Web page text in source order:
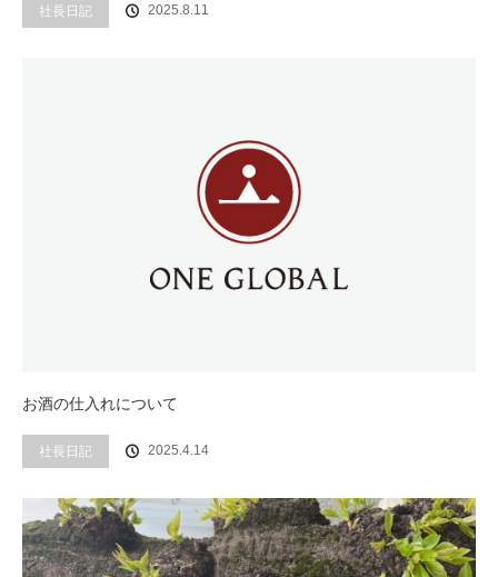
社長日記 2025.8.11
お酒の仕入れについて
社長日記 2025.4.14